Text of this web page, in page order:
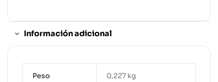
Información adicional
Peso 0,227 kg